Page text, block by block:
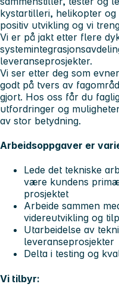
kystartilleri, helikopter
positiv utvikling og vi
Vi er på jakt etter flere
leveranseprosjekter.
Vi ser etter deg som
godt på tvers av
gjort. Hos oss får du
utfordringer og
av stor betydning.
Arbeidsoppgaver er
Lede det tekniske
være kundens
prosjektet
Arbeide sammen
videreutvikling og
Utarbeidelse av
leveranseprosjekter
Delta i testing og
Vi tilbyr: